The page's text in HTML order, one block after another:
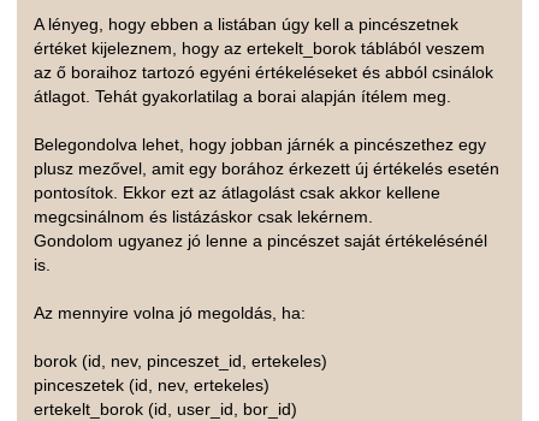
A lényeg, hogy ebben a listában úgy kell a pincészetnek
értéket kijeleznem, hogy az ertekelt_borok táblából veszem
az ő boraihoz tartozó egyéni értékeléseket és abból csinálok
átlagot. Tehát gyakorlatilag a borai alapján ítélem meg.
Belegondolva lehet, hogy jobban járnék a pincészethez egy
plusz mezővel, amit egy borához érkezett új értékelés esetén
pontosítok. Ekkor ezt az átlagolást csak akkor kellene
megcsinálnom és listázáskor csak lekérnem.
Gondolom ugyanez jó lenne a pincészet saját értékelésénél
is.
Az mennyire volna jó megoldás, ha:
borok (id, nev, pinceszet_id, ertekeles)
pinceszetek (id, nev, ertekeles)
ertekelt_borok (id, user_id, bor_id)